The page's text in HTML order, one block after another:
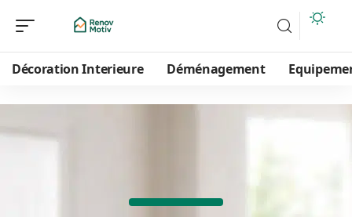
Décoration Interieure Déménagement